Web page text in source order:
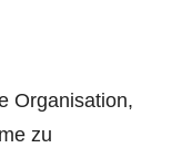
Organisation,
zu